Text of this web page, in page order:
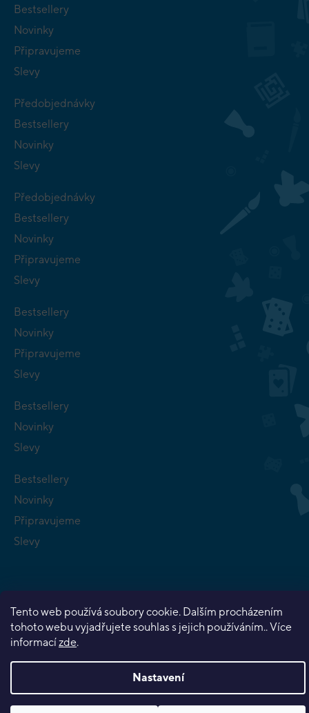
Tento web používá soubory cookie. Dalším procházením
tohoto webu vyjadřujete souhlas s jejich používáním.. Více
informacízde.
Nastavení
Bestsellery
Novinky
Připravujeme
Slevy
Předobjednávky
Bestsellery
Novinky
Slevy
Předobjednávky
Bestsellery
Novinky
Připravujeme
Slevy
Bestsellery
Novinky
Připravujeme
Slevy
Bestsellery
Novinky
Slevy
Bestsellery
Novinky
Připravujeme
Slevy
Vytvořil Shoptet Premium
Copyright 2026Planeta her. Všechna práva vyhrazena.